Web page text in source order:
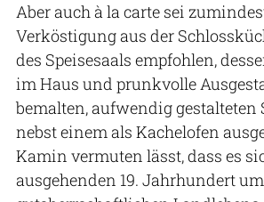
Aber auch à la carte sei
Verköstigung aus der
des Speisesaals empfohlen,
im Haus und prunkvolle
bemalten, aufwendig gestalteten
nebst einem als Kachelofen
Kamin vermuten lässt, dass es
ausgehenden 19. Jahrhundert